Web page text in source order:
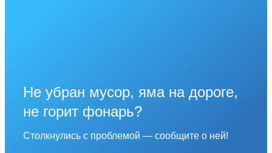
Не убран мусор, яма на дороге,
не горит фонарь?
Столкнулись с проблемой — сообщите о ней!